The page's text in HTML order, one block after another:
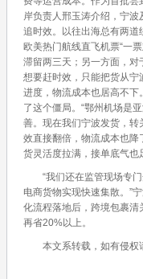
岸负责人邢玉涛介绍，宁波
追时效。以往出海总有两道
欧美热门航线直飞机票“一
滞留两三天；另一方面，对
想要赶时效，只能把货从
进度，物流成本也居高不下
了这个僵局。“鄂州机场是
善。现在我们宁波发货，
效直接翻倍，物流成本也降
货灵活度拉满，接单底气也
“我们还在监管现场专门
电商货物实现快速集散。”
化流程落地后，跨境包裹
再省20%以上。
本文系转载，如有侵权